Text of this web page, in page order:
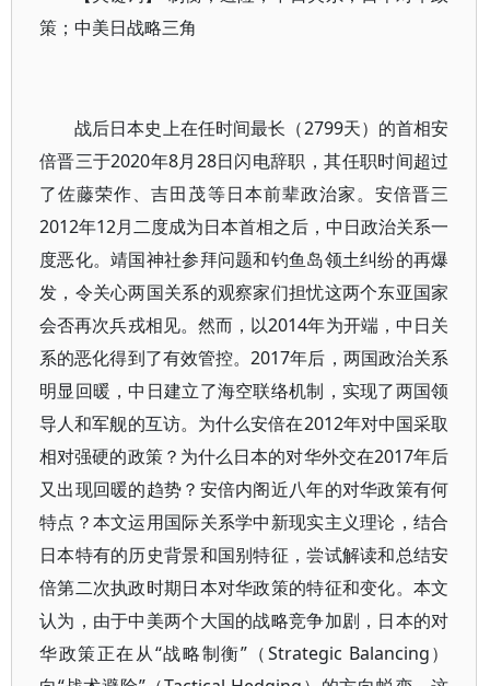
策；中美日战略三角
战后日本史上在任时间最长（2799天）的首相安
倍晋三于2020年8月28日闪电辞职，其任职时间超过
了佐藤荣作、吉田茂等日本前辈政治家。安倍晋三
2012年12月二度成为日本首相之后，中日政治关系一
度恶化。靖国神社参拜问题和钓鱼岛领土纠纷的再爆
发，令关心两国关系的观察家们担忧这两个东亚国家
会否再次兵戎相见。然而，以2014年为开端，中日关
系的恶化得到了有效管控。2017年后，两国政治关系
明显回暖，中日建立了海空联络机制，实现了两国领
导人和军舰的互访。为什么安倍在2012年对中国采取
相对强硬的政策？为什么日本的对华外交在2017年后
又出现回暖的趋势？安倍内阁近八年的对华政策有何
特点？本文运用国际关系学中新现实主义理论，结合
日本特有的历史背景和国别特征，尝试解读和总结安
倍第二次执政时期日本对华政策的特征和变化。本文
认为，由于中美两个大国的战略竞争加剧，日本的对
华政策正在从“战略制衡”（Strategic Balancing）